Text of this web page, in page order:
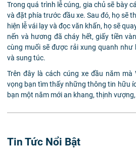
Trong quá trình lễ cúng, gia chủ sẽ bày
và đặt phía trước đầu xe. Sau đó, họ sẽ
hiện lễ vái lạy và đọc văn khấn, họ sẽ
nến và hương đã cháy hết, giấy tiền
cùng muối sẽ được rải xung quanh
và sung túc.
Trên đây là cách cúng xe đầu năm
vọng bạn tìm thấy những thông tin hữu
bạn một năm mới an khang, thịnh
Tin Tức Nổi Bật